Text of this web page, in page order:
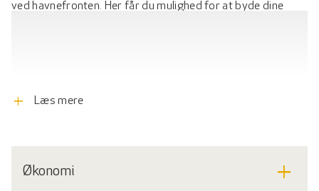
ved havnefronten. Her får du mulighed for at byde dine
Foruden de 393 kvadratmeter restaurationsareal
add Læs mere
Økonomi add